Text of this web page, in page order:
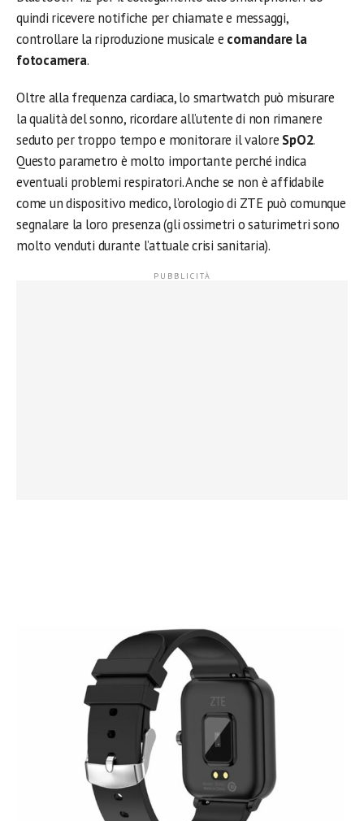
quindi ricevere notifiche per chiamate e messaggi,
controllare la riproduzione musicale e comandare la
fotocamera.
Oltre alla frequenza cardiaca, lo smartwatch può misurare
la qualità del sonno, ricordare all’utente di non rimanere
seduto per troppo tempo e monitorare il valore SpO2.
Questo parametro è molto importante perché indica
eventuali problemi respiratori. Anche se non è affidabile
come un dispositivo medico, l’orologio di ZTE può comunque
segnalare la loro presenza (gli ossimetri o saturimetri sono
molto venduti durante l’attuale crisi sanitaria).